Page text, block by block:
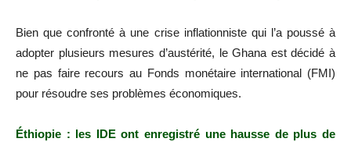
Bien que confronté à une crise inflationniste qui l’a poussé à
adopter plusieurs mesures d’austérité, le Ghana est décidé à
ne pas faire recours au Fonds monétaire international (FMI)
pour résoudre ses problèmes économiques.
Éthiopie : les IDE ont enregistré une hausse de plus de